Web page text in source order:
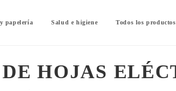
papelería Salud e higiene Todos los productos
HOJAS